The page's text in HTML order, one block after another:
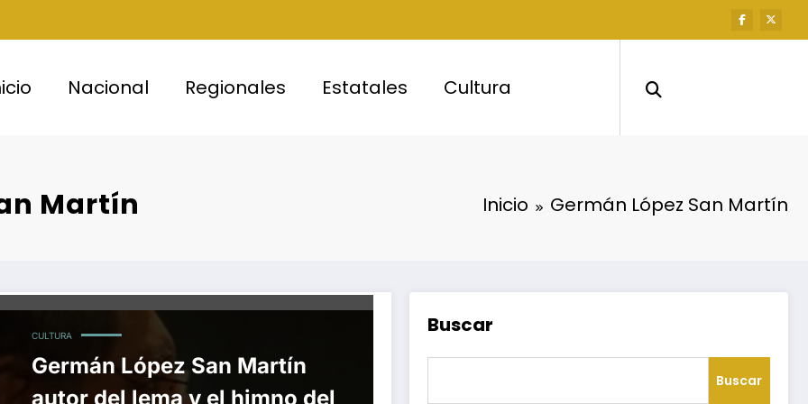
Nacional Regionales Estatales Cultura
Martín Inicio Germán López San Martín
CULTURA
Germán López San Martín
autor del lema y el himno del
Buscar
Buscar